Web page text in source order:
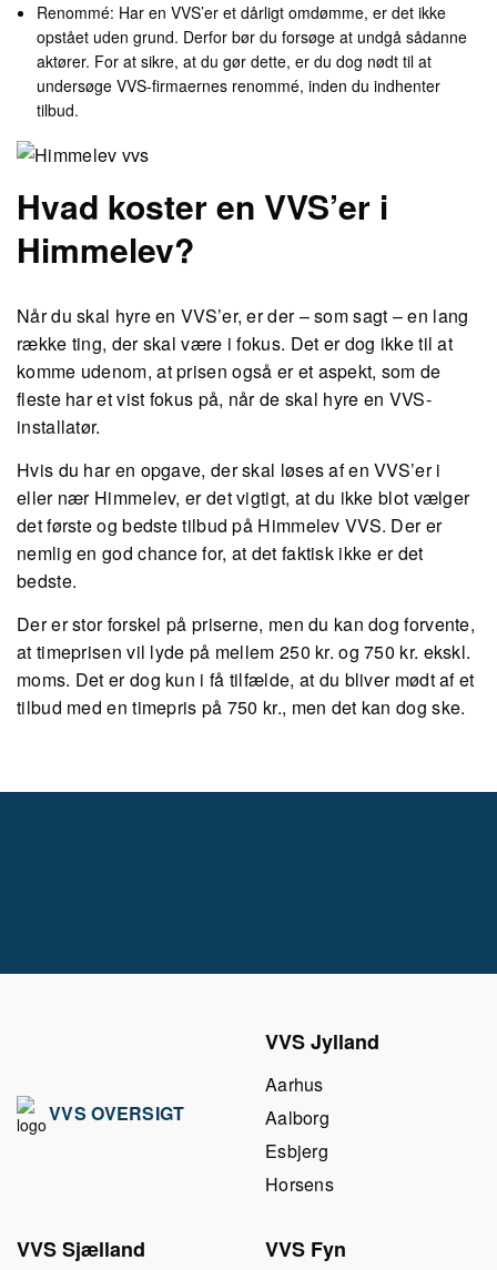
Renommé: Har en VVS’er et dårligt omdømme, er det ikke
opstået uden grund. Derfor bør du forsøge at undgå sådanne
aktører. For at sikre, at du gør dette, er du dog nødt til at
undersøge VVS-firmaernes renommé, inden du indhenter
tilbud.
Hvad koster en VVS’er i
Himmelev?
Når du skal hyre en VVS’er, er der – som sagt – en lang
række ting, der skal være i fokus. Det er dog ikke til at
komme udenom, at prisen også er et aspekt, som de
fleste har et vist fokus på, når de skal hyre en VVS-
installatør.
Hvis du har en opgave, der skal løses af en VVS’er i
eller nær Himmelev, er det vigtigt, at du ikke blot vælger
det første og bedste tilbud på Himmelev VVS. Der er
nemlig en god chance for, at det faktisk ikke er det
bedste.
Der er stor forskel på priserne, men du kan dog forvente,
at timeprisen vil lyde på mellem 250 kr. og 750 kr. ekskl.
moms. Det er dog kun i få tilfælde, at du bliver mødt af et
tilbud med en timepris på 750 kr., men det kan dog ske.
VVS OVERSIGT
VVS Jylland
Aarhus
Aalborg
Esbjerg
Horsens
VVS Sjælland VVS Fyn